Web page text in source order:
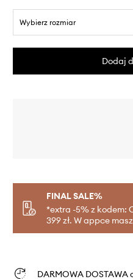
Wybierz rozmiar
Dodaj
FINAL SALE%
*extra -5% z kodem:
399 zł. W appce
DARMOWA DOSTAWA